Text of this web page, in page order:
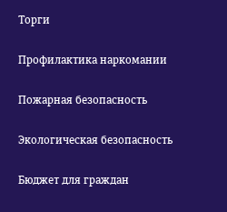
Торги
Профилактика наркомании
Пожарная безопасность
Экологическая безопасность
Бюджет для граждан